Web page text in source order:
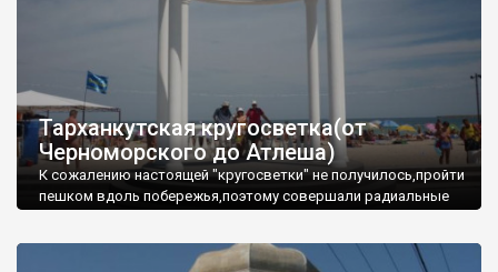
Тарханкутская кругосветка(от
Черноморского до Атлеша)
К сожалению настоящей "кругосветки" не получилось,пройти
пешком вдоль побережья,поэтому совершали радиальные